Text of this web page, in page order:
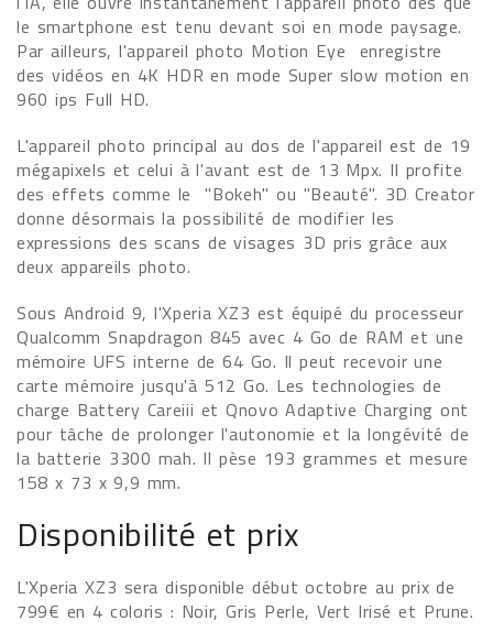
le smartphone est tenu devant soi en mode paysage.
Par ailleurs, l'appareil photo Motion Eye enregistre
des vidéos en 4K HDR en mode Super slow motion en
960 ips Full HD.
L'appareil photo principal au dos de l'appareil est de 19
mégapixels et celui à l'avant est de 13 Mpx. Il profite
des effets comme le "Bokeh" ou "Beauté". 3D Creator
donne désormais la possibilité de modifier les
expressions des scans de visages 3D pris grâce aux
deux appareils photo.
Sous Android 9, l'Xperia XZ3 est équipé du processeur
Qualcomm Snapdragon 845 avec 4 Go de RAM et une
mémoire UFS interne de 64 Go. Il peut recevoir une
carte mémoire jusqu'à 512 Go. Les technologies de
charge Battery Careiii et Qnovo Adaptive Charging ont
pour tâche de prolonger l'autonomie et la longévité de
la batterie 3300 mah. Il pèse 193 grammes et mesure
158 x 73 x 9,9 mm.
Disponibilité et prix
L'Xperia XZ3 sera disponible début octobre au prix de
799€ en 4 coloris : Noir, Gris Perle, Vert Irisé et Prune.